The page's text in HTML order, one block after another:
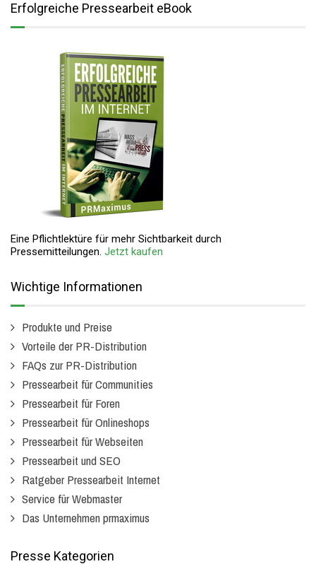
Erfolgreiche Pressearbeit eBook
Eine Pflichtlektüre für mehr Sichtbarkeit durch
Pressemitteilungen. Jetzt kaufen
Wichtige Informationen
Produkte und Preise
Vorteile der PR-Distribution
FAQs zur PR-Distribution
Pressearbeit für Communities
Pressearbeit für Foren
Pressearbeit für Onlineshops
Pressearbeit für Webseiten
Pressearbeit und SEO
Ratgeber Pressearbeit Internet
Service für Webmaster
Das Unternehmen prmaximus
Presse Kategorien